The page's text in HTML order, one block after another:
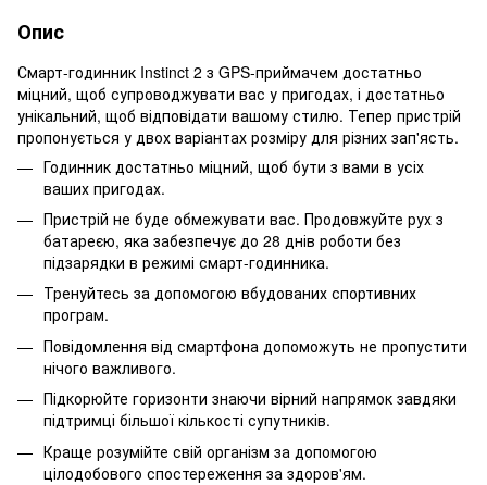
Опис
Смарт-годинник Instinct 2 з GPS-приймачем достатньо
міцний, щоб супроводжувати вас у пригодах, і достатньо
унікальний, щоб відповідати вашому стилю. Тепер пристрій
пропонується у двох варіантах розміру для різних зап'ясть.
Годинник достатньо міцний, щоб бути з вами в усіх
ваших пригодах.
Пристрій не буде обмежувати вас. Продовжуйте рух з
батареєю, яка забезпечує до 28 днів роботи без
підзарядки в режимі смарт-годинника.
Тренуйтесь за допомогою вбудованих спортивних
програм.
Повідомлення від смартфона допоможуть не пропустити
нічого важливого.
Підкорюйте горизонти знаючи вірний напрямок завдяки
підтримці більшої кількості супутників.
Краще розумійте свій організм за допомогою
цілодобового спостереження за здоров'ям.